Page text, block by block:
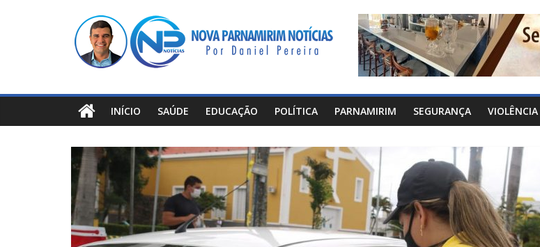
Nova
Parnamirim
Notícias
Daniel
Pereira
INÍCIO SAÚDE EDUCAÇÃO POLÍTICA PARNAMIRIM SEGURANÇA VIOLÊNCIA